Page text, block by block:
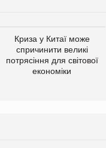
Криза у Китаї може
спричинити великі
потрясіння для світової
економіки